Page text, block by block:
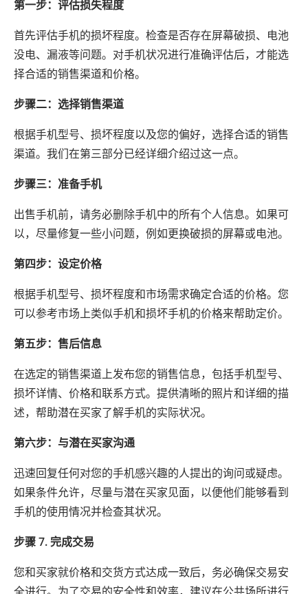
第一步：评估损失程度
首先评估手机的损坏程度。检查是否存在屏幕破损、电池
没电、漏液等问题。对手机状况进行准确评估后，才能选
择合适的销售渠道和价格。
步骤二：选择销售渠道
根据手机型号、损坏程度以及您的偏好，选择合适的销售
渠道。我们在第三部分已经详细介绍过这一点。
步骤三：准备手机
出售手机前，请务必删除手机中的所有个人信息。如果可
以，尽量修复一些小问题，例如更换破损的屏幕或电池。
第四步：设定价格
根据手机型号、损坏程度和市场需求确定合适的价格。您
可以参考市场上类似手机和损坏手机的价格来帮助定价。
第五步：售后信息
在选定的销售渠道上发布您的销售信息，包括手机型号、
损坏详情、价格和联系方式。提供清晰的照片和详细的描
述，帮助潜在买家了解手机的实际状况。
第六步：与潜在买家沟通
迅速回复任何对您的手机感兴趣的人提出的询问或疑虑。
如果条件允许，尽量与潜在买家见面，以便他们能够看到
手机的使用情况并检查其状况。
步骤 7. 完成交易
您和买家就价格和交货方式达成一致后，务必确保交易安